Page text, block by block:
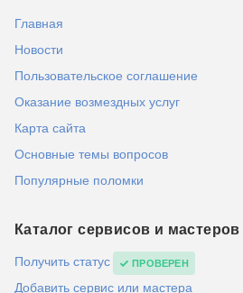
Главная
Новости
Пользовательское соглашение
Оказание возмездных услуг
Карта сайта
Основные темы вопросов
Популярные поломки
Каталог сервисов и мастеров
Получить статус ПРОВЕРЕН
Добавить сервис или мастера